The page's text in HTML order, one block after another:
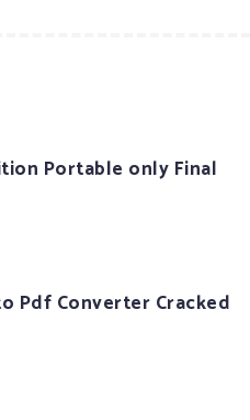
Portable only Final
Pdf Converter Cracked